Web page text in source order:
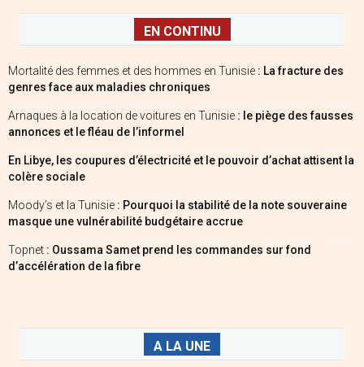
EN CONTINU
Mortalité des femmes et des hommes en Tunisie : La fracture des
genres face aux maladies chroniques
Arnaques à la location de voitures en Tunisie : le piège des fausses
annonces et le fléau de l’informel
En Libye, les coupures d’électricité et le pouvoir d’achat attisent la
colère sociale
Moody’s et la Tunisie : Pourquoi la stabilité de la note souveraine
masque une vulnérabilité budgétaire accrue
Topnet : Oussama Samet prend les commandes sur fond
d’accélération de la fibre
A LA UNE